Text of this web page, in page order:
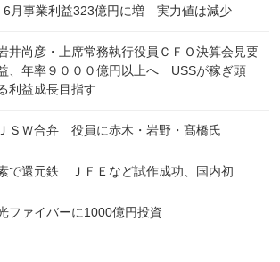
月事業利益323億円に増 実力値は減少
井尚彦・上席常務執行役員ＣＦＯ決算会見要
、年率９０００億円以上へ USSが稼ぎ頭
利益成長目指す
ＳＷ合弁 役員に赤木・岩野・髙橋氏
で還元鉄 ＪＦＥなど試作成功、国内初
ァイバーに1000億円投資